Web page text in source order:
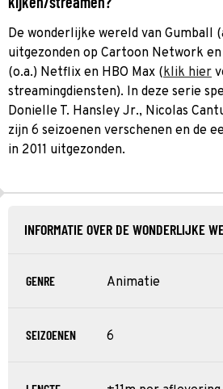
De wonderlijke wereld van Gumball
uitgezonden op Cartoon Network
(o.a.) Netflix en HBO Max (klik hier
streamingdiensten). In deze serie
Donielle T. Hansley Jr., Nicolas
zijn 6 seizoenen verschenen en de
in 2011 uitgezonden.
INFORMATIE OVER DE WONDERLIJKE
GENRE Animatie
SEIZOENEN 6